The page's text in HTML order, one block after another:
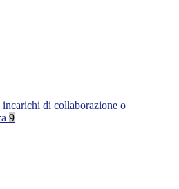
di collaborazione o
9